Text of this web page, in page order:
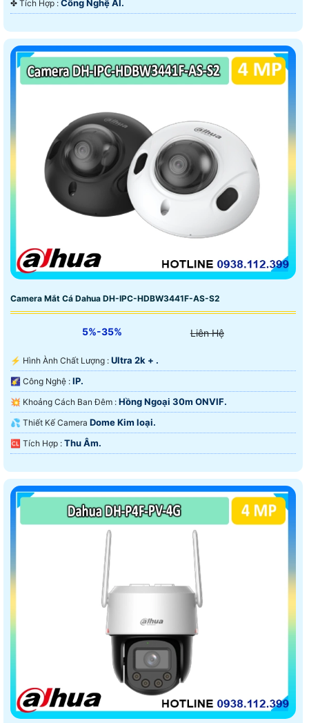
️✤ Tích Hợp : Công Nghệ AI.
Camera Mắt Cá Dahua DH-IPC-HDBW3441F-AS-S2
5%-35% Liên Hệ
️⚡ Hình Ành Chất Lượng : Ultra 2k + .
🌠 Công Nghệ : IP.
💥 Khoảng Cách Ban Đêm : Hồng Ngoại 30m ONVIF.
💦 Thiết Kế Camera Dome Kim loại.
️🆑 Tích Hợp : Thu Âm.